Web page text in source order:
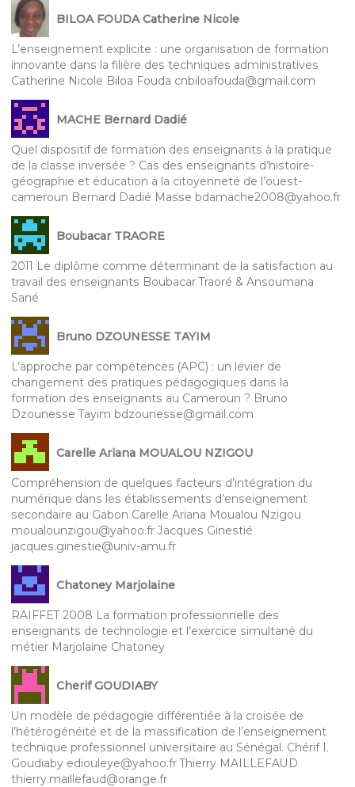
BILOA FOUDA Catherine Nicole
L’enseignement explicite : une organisation de formation
innovante dans la filière des techniques administratives
Catherine Nicole Biloa Fouda cnbiloafouda@gmail.com
MACHE Bernard Dadié
Quel dispositif de formation des enseignants à la pratique
de la classe inversée ? Cas des enseignants d’histoire-
géographie et éducation à la citoyenneté de l’ouest-
cameroun Bernard Dadié Masse bdamache2008@yahoo.fr
Boubacar TRAORE
2011 Le diplôme comme déterminant de la satisfaction au
travail des enseignants Boubacar Traoré & Ansoumana
Sané
Bruno DZOUNESSE TAYIM
L’approche par compétences (APC) : un levier de
changement des pratiques pédagogiques dans la
formation des enseignants au Cameroun ? Bruno
Dzounesse Tayim bdzounesse@gmail.com
Carelle Ariana MOUALOU NZIGOU
Compréhension de quelques facteurs d’intégration du
numérique dans les établissements d’enseignement
secondaire au Gabon Carelle Ariana Moualou Nzigou
moualounzigou@yahoo.fr Jacques Ginestié
jacques.ginestie@univ-amu.fr
Chatoney Marjolaine
RAIFFET 2008 La formation professionnelle des
enseignants de technologie et l’exercice simultané du
métier Marjolaine Chatoney
Cherif GOUDIABY
Un modèle de pédagogie différentiée à la croisée de
l’hétérogénéité et de la massification de l’enseignement
technique professionnel universitaire au Sénégal. Chérif I.
Goudiaby ediouleye@yahoo.fr Thierry MAILLEFAUD
thierry.maillefaud@orange.fr